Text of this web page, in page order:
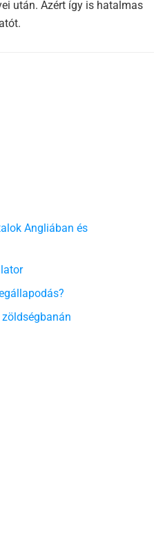
után. Azért így is hatalmas
Angliában és